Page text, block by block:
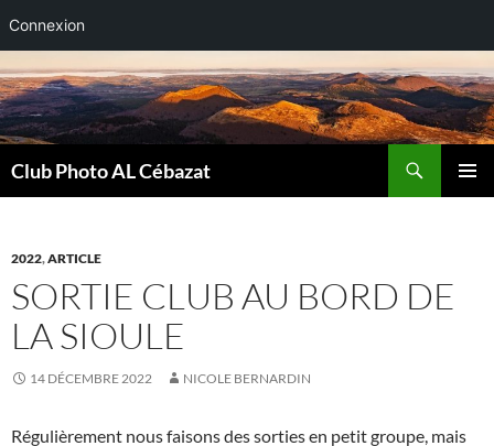
Connexion
au
contenu
Club Photo AL Cébazat
2022,ARTICLE
SORTIE CLUB AU BORD DE
LA SIOULE
14 DÉCEMBRE 2022 NICOLE BERNARDIN
Régulièrement nous faisons des sorties en petit groupe, mais